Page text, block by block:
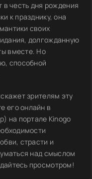
в честь дня рождения
к празднику, она
своих
долгожданную
вместе. Но
способной
зрителям эту
его онлайн в
на портале Kinogo
страсти и
над смыслом
просмотром!